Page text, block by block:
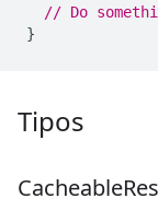
// Do
}
Tipos
Cacheable